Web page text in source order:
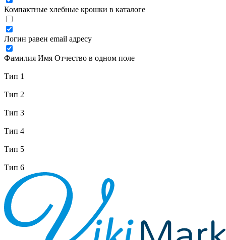
Компактные хлебные крошки в каталоге
Логин равен email адресу
Фамилия Имя Отчество в одном поле
Тип 1
Тип 2
Тип 3
Тип 4
Тип 5
Тип 6